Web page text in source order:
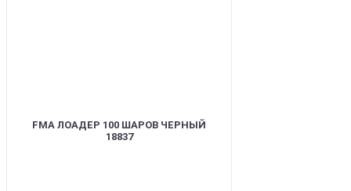
FMA ЛОАДЕР 100 ШАРОВ ЧЕРНЫЙ
18837